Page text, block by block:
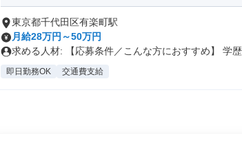
東京都千代田区有楽町駅
月給28万円～50万円
求める人材: 【応募条件／こんな方におすすめ】 学歴
即日勤務OK 交通費支給